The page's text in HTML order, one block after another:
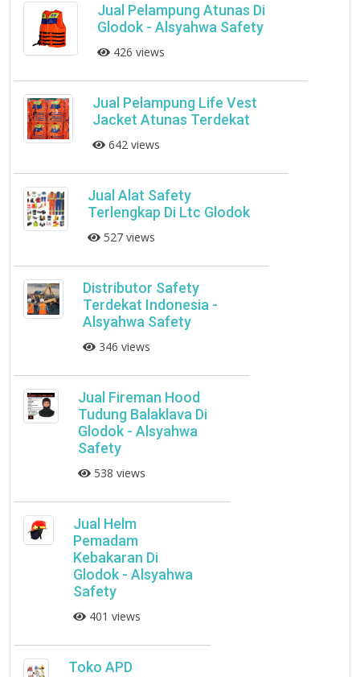
Jual Pelampung Atunas Di
Glodok - Alsyahwa Safety
426 views
Jual Pelampung Life Vest
Jacket Atunas Terdekat
642 views
Jual Alat Safety
Terlengkap Di Ltc Glodok
527 views
Distributor Safety
Terdekat Indonesia -
Alsyahwa Safety
346 views
Jual Fireman Hood
Tudung Balaklava Di
Glodok - Alsyahwa
Safety
538 views
Jual Helm
Pemadam
Kebakaran Di
Glodok - Alsyahwa
Safety
401 views
Toko APD